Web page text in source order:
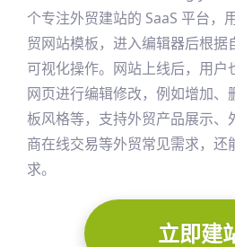
个专注外贸建站的 SaaS 平台，
贸网站模板，进入编辑器后根据
可视化操作。网站上线后，用户
网页进行编辑修改，例如增加、
板风格等，支持外贸产品展示、
商在线交易等外贸常见需求，还
求。
立即建